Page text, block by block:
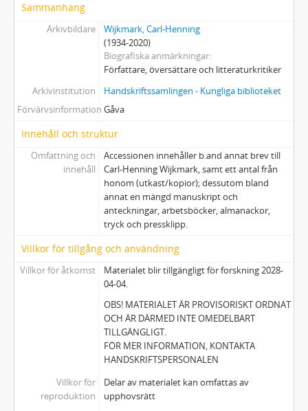
18 - [18] Manuskript, brev (tillägg)
19 - [19] Manuskript (CHW) + Bertil Malmberg-relaterat
20 - [20] Arbetsböcker 1983–2018, biographica
21 - [21] Biographica, almanackor, tryck, pressklipp m.m
23 - [23] Arbetsböcker ca 1960-tal – 1990-tal
24 - [24] Arbetsböcker 1977 – 2020 & odaterat, biographica m.m.
25 - [25] Arbetsböcker 1980 - 1988
26 - [26] Arbetsböcker 2000 – 2014
27 - [27] Manuskript/ arbetsmaterial
28 - [28] Diverse arbetsmaterial m.m
29 - [29] Anteckningsböcker m.m.
30 - [30] Tryck, m.m
Sammanhang
Arkivbildare
Wijkmark, Carl-Henning
(1934-2020)
Biografiska anmärkningar
Författare, översättare och litteraturkritiker
Arkivinstitution
Handskriftssamlingen - Kungliga biblioteket
Förvärvsinformation Gåva
Innehåll och struktur
Omfattning och
innehåll
Accessionen innehåller b.and annat brev till
Carl-Henning Wijkmark, samt ett antal från
honom (utkast/kopior); dessutom bland
annat en mängd manuskript och
anteckningar, arbetsböcker, almanackor,
tryck och pressklipp.
Villkor för tillgång och användning
Villkor för åtkomst
Materialet blir tillgängligt för forskning 2028-
04-04.
OBS! MATERIALET ÄR PROVISORISKT ORDNAT
OCH ÄR DÄRMED INTE OMEDELBART
TILLGÄNGLIGT.
FÖR MER INFORMATION, KONTAKTA
HANDSKRIFTSPERSONALEN
Villkor för
reproduktion
Delar av materialet kan omfattas av
upphovsrätt